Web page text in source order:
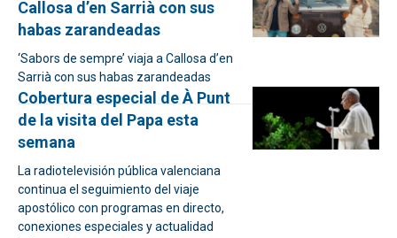
Callosa d’en Sarrià con sus
habas zarandeadas
‘Sabors de sempre’ viaja a Callosa d’en
Sarrià con sus habas zarandeadas
Cobertura especial de À Punt
de la visita del Papa esta
semana
La radiotelevisión pública valenciana
continua el seguimiento del viaje
apostólico con programas en directo,
conexiones especiales y actualidad